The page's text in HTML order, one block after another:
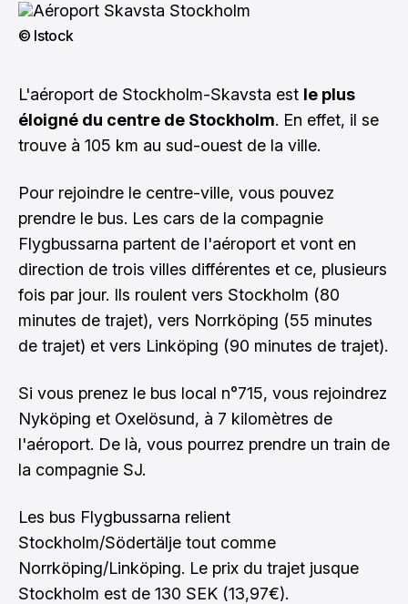
© Istock
L'aéroport de Stockholm-Skavsta est le plus
éloigné du centre de Stockholm. En effet, il se
trouve à 105 km au sud-ouest de la ville.
Pour rejoindre le centre-ville, vous pouvez
prendre le bus. Les cars de la compagnie
Flygbussarna partent de l'aéroport et vont en
direction de trois villes différentes et ce, plusieurs
fois par jour. Ils roulent vers Stockholm (80
minutes de trajet), vers Norrköping (55 minutes
de trajet) et vers Linköping (90 minutes de trajet).
Si vous prenez le bus local n°715, vous rejoindrez
Nyköping et Oxelösund, à 7 kilomètres de
l'aéroport. De là, vous pourrez prendre un train de
la compagnie SJ.
Les bus Flygbussarna relient
Stockholm/Södertälje tout comme
Norrköping/Linköping. Le prix du trajet jusque
Stockholm est de 130 SEK (13,97€).